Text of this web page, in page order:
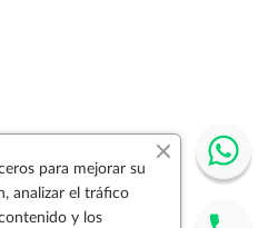
para mejorar su
analizar el tráfico
y los